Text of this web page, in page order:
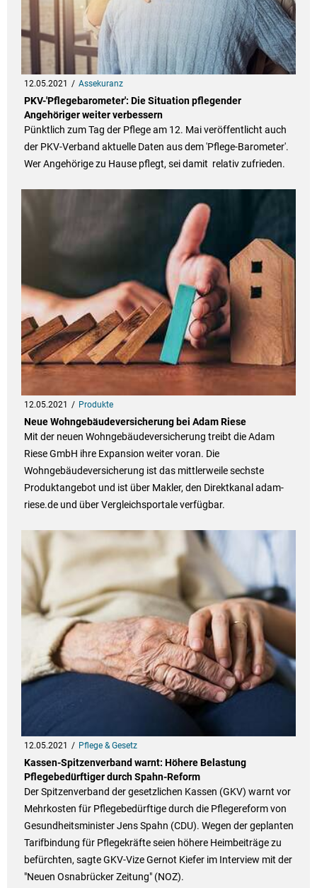
12.05.2021 Assekuranz
PKV-'Pflegebarometer': Die Situation pflegender
Angehöriger weiter verbessern
Pünktlich zum Tag der Pflege am 12. Mai veröffentlicht auch
der PKV-Verband aktuelle Daten aus dem 'Pflege-Barometer'.
Wer Angehörige zu Hause pflegt, sei damit relativ zufrieden.
12.05.2021 Produkte
Neue Wohngebäudeversicherung bei Adam Riese
Mit der neuen Wohngebäudeversicherung treibt die Adam
Riese GmbH ihre Expansion weiter voran. Die
Wohngebäudeversicherung ist das mittlerweile sechste
Produktangebot und ist über Makler, den Direktkanal adam-
riese.de und über Vergleichsportale verfügbar.
12.05.2021 Pflege & Gesetz
Kassen-Spitzenverband warnt: Höhere Belastung
Pflegebedürftiger durch Spahn-Reform
Der Spitzenverband der gesetzlichen Kassen (GKV) warnt vor
Mehrkosten für Pflegebedürftige durch die Pflegereform von
Gesundheitsminister Jens Spahn (CDU). Wegen der geplanten
Tarifbindung für Pflegekräfte seien höhere Heimbeiträge zu
befürchten, sagte GKV-Vize Gernot Kiefer im Interview mit der
"Neuen Osnabrücker Zeitung" (NOZ).